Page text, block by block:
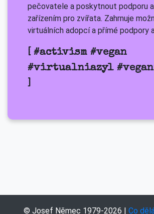
pečovatele a poskytnout podporu
zařízením pro zvířata. Zahrnuje
virtuálních adopcí a přímé podpory
[ #activism #vegan
#virtualniazyl
]
© Josef Němec 1979-2026 | Co